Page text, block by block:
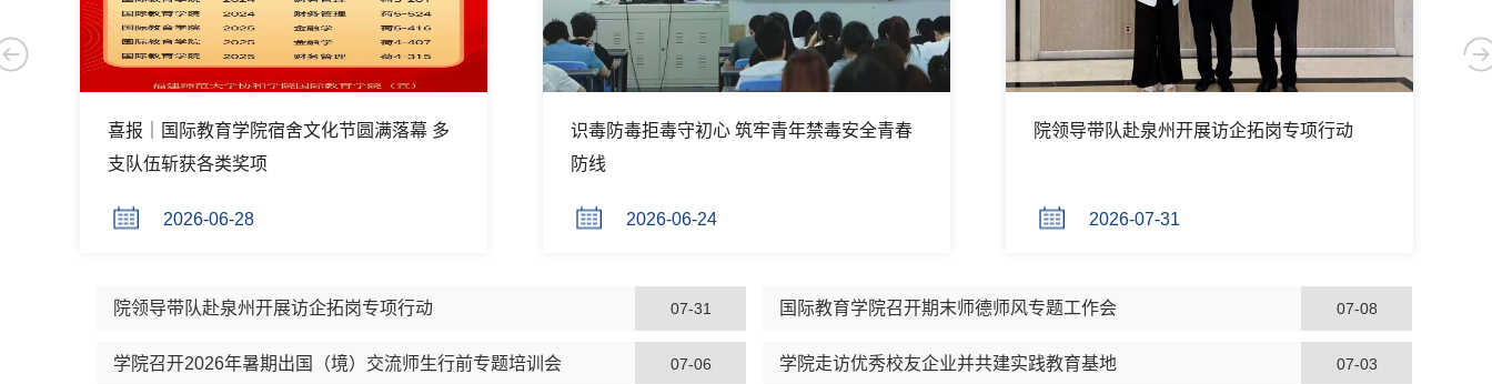
识毒防毒拒毒守初心 筑牢青年禁毒安全青春
防线
院领导带队赴泉州开展访企拓岗专项行动 国际教育学院召开期末师德师风专题工作会
院领导带队赴泉州开展访企拓岗专项行动 07-31 国际教育学院召开期末师德师风专题工作会 07-08
学院召开2026年暑期出国（境）交流师生行前专题培训会 07-06 学院走访优秀校友企业并共建实践教育基地 07-03